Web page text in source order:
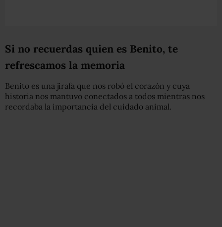
Si no recuerdas quien es Benito, te
refrescamos la memoria
Benito es una jirafa que nos robó el corazón y cuya
historia nos mantuvo conectados a todos mientras nos
recordaba la importancia del cuidado animal.